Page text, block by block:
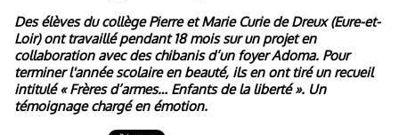
Des élèves du collège Pierre et Marie Curie de Dreux (Eure-et-
Loir) ont travaillé pendant 18 mois sur un projet en
collaboration avec des chibanis d’un foyer Adoma. Pour
terminer l'année scolaire en beauté, ils en ont tiré un recueil
intitulé « Frères d’armes… Enfants de la liberté ». Un
témoignage chargé en émotion.